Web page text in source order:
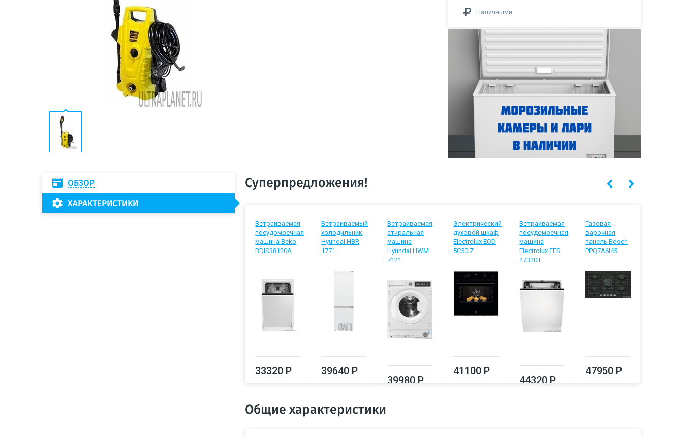
ОБЗОР
ХАРАКТЕРИСТИКИ
Наличными
Суперпредложения!
Встраиваемая
посудомоечная
машина Beko
BDIS38120A
33320 Р
Встраиваемый
холодильник
Hyundai HBR
1771
39640 Р
Встраиваемая
стиральная
машина
Hyundai HWM
7121
39980 Р
Электрический
духовой шкаф
Electrolux EOD
5C50 Z
41100 Р
Встраиваемая
посудомоечная
машина
Electrolux EES
47320 L
44320 Р
Газовая
варочная
панель Bosch
PPQ7A6I45
47950 Р
Общие характеристики